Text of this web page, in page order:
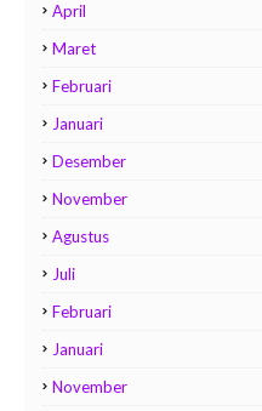
April
Maret
Februari
Januari
Desember
November
Agustus
Juli
Februari
Januari
November